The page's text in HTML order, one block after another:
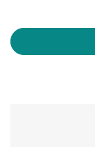
результат!
стеклянного
специалистов.